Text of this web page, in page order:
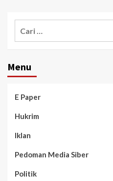
Menu
E Paper
Hukrim
Iklan
Pedoman Media Siber
Politik